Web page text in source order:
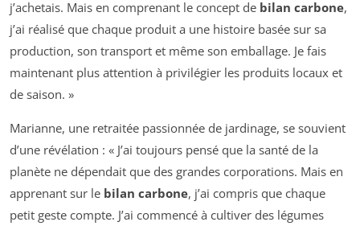
j’achetais. Mais en comprenant le concept de bilan carbone,
j’ai réalisé que chaque produit a une histoire basée sur sa
production, son transport et même son emballage. Je fais
maintenant plus attention à privilégier les produits locaux et
de saison. »
Marianne, une retraitée passionnée de jardinage, se souvient
d’une révélation : « J’ai toujours pensé que la santé de la
planète ne dépendait que des grandes corporations. Mais en
apprenant sur le bilan carbone, j’ai compris que chaque
petit geste compte. J’ai commencé à cultiver des légumes